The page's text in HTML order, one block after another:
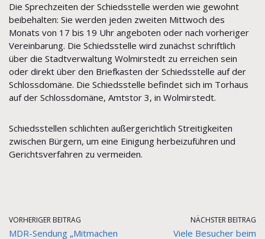
Die Sprechzeiten der Schiedsstelle werden wie gewohnt
beibehalten: Sie werden jeden zweiten Mittwoch des
Monats von 17 bis 19 Uhr angeboten oder nach vorheriger
Vereinbarung. Die Schiedsstelle wird zunächst schriftlich
über die Stadtverwaltung Wolmirstedt zu erreichen sein
oder direkt über den Briefkasten der Schiedsstelle auf der
Schlossdomäne. Die Schiedsstelle befindet sich im Torhaus
auf der Schlossdomäne, Amtstor 3, in Wolmirstedt.
Schiedsstellen schlichten außergerichtlich Streitigkeiten
zwischen Bürgern, um eine Einigung herbeizuführen und
Gerichtsverfahren zu vermeiden.
VORHERIGER BEITRAG
MDR-Sendung „Mitmachen
NÄCHSTER BEITRAG
Viele Besucher beim